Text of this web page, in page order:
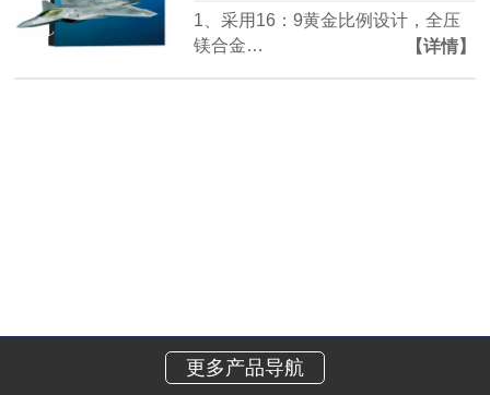
1、采用16：9黄金比例设计，全压
镁合金…
【详情】
更多产品导航